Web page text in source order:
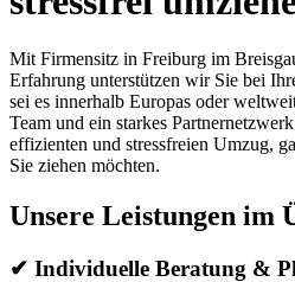
Mit Firmensitz in Freiburg im
Erfahrung unterstützen wir Sie bei
sei es innerhalb Europas oder
Team und ein starkes
effizienten und stressfreien Umzug,
Sie ziehen möchten.
Unsere Leistungen im
✔ Individuelle Beratung &